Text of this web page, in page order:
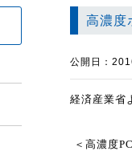
高濃度
公開日：
経済産業省
＜高濃度